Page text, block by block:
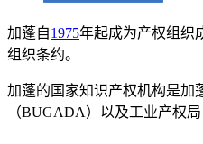
加蓬自1975年起成为产权组织
组织条约。
加蓬的国家知识产权机构是加
（BUGADA）以及工业产权